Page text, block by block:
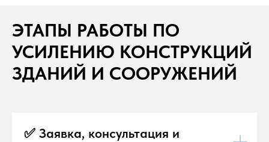
ЭТАПЫ РАБОТЫ ПО
УСИЛЕНИЮ КОНСТРУКЦИЙ
ЗДАНИЙ И СООРУЖЕНИЙ
✅ Заявка, консультация и